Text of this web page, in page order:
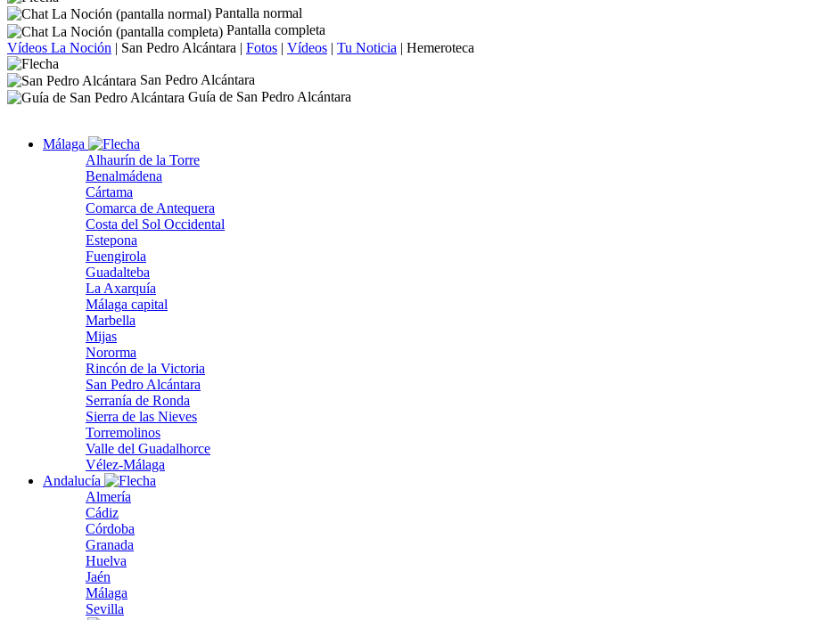
Pantalla normal
Pantalla completa
Vídeos La Noción | San Pedro Alcántara | Fotos | Vídeos | Tu Noticia | Hemeroteca
San Pedro Alcántara
Guía de San Pedro Alcántara
Málaga
Alhaurín de la Torre
Benalmádena
Cártama
Comarca de Antequera
Costa del Sol Occidental
Estepona
Fuengirola
Guadalteba
La Axarquía
Málaga capital
Marbella
Mijas
Nororma
Rincón de la Victoria
San Pedro Alcántara
Serranía de Ronda
Sierra de las Nieves
Torremolinos
Valle del Guadalhorce
Vélez-Málaga
Andalucía
Almería
Cádiz
Córdoba
Granada
Huelva
Jaén
Málaga
Sevilla